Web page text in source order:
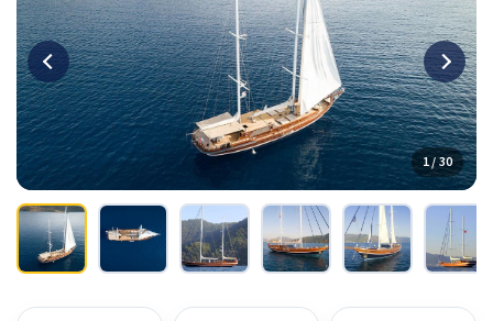
1 / 30